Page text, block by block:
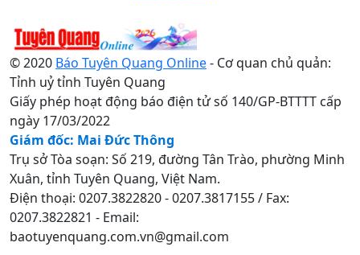
© 2020 Báo Tuyên Quang Online- Cơ quan chủ quản:
Tỉnh uỷ tỉnh Tuyên Quang
Giấy phép hoạt động báo điện tử số 140/GP-BTTTT cấp
ngày 17/03/2022
Giám đốc: Mai Đức Thông
Trụ sở Tòa soạn: Số 219, đường Tân Trào, phường Minh
Xuân, tỉnh Tuyên Quang, Việt Nam.
Điện thoại: 0207.3822820 - 0207.3817155 / Fax:
0207.3822821 - Email:
baotuyenquang.com.vn@gmail.com